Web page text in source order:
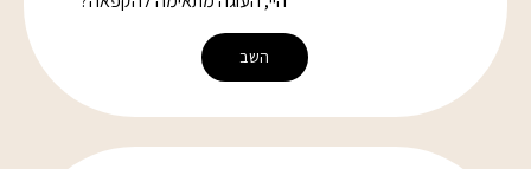
השב